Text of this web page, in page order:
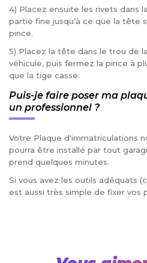
4) Placez ensuite les rivets dans
partie fine jusqu’à ce que la tête
pince.
5) Placez la tête dans le trou de
véhicule, puis fermez la pince à
que la tige casse.
Puis-je faire poser ma
un professionnel ?
Votre Plaque d'immatriculations
pourra être installé par tout
prend quelques minutes.
Si vous avez les outils adéquats
est aussi très simple de fixer vos